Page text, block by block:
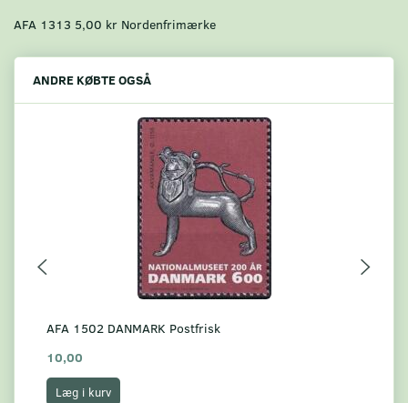
AFA 1313 5,00 kr Nordenfrimærke
ANDRE KØBTE OGSÅ
AFA 1502 DANMARK Postfrisk
10,00
Læg i kurv